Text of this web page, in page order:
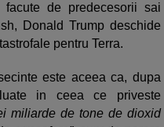
de predecesorii sai
Donald Trump deschide
pentru Terra.
este aceea ca, dupa
in ceea ce priveste
miliarde de tone de dioxid